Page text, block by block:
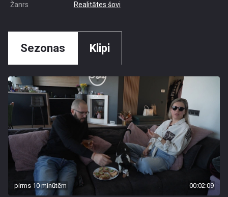
Žanrs Realitātes šovi
Sezonas Klipi
pirms 10 minūtēm 00:02:09